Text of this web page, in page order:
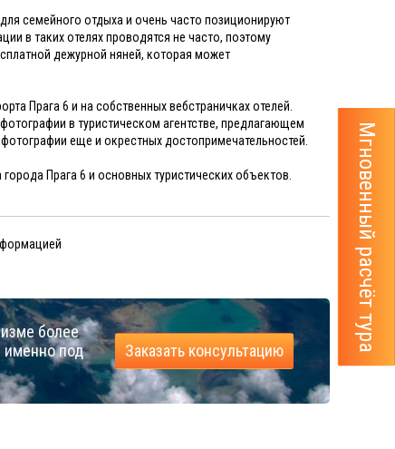
Мгновенный расчёт тура
семейного отдыха и очень часто позиционируют
в таких отелях проводятся не часто, поэтому
дежурной няней, которая может
Прага 6 и на собственных вебстраничках отелей.
в туристическом агентстве, предлагающем
еще и окрестных достопримечательностей.
Прага 6 и основных туристических объектов.
более
именно под
Заказать консультацию